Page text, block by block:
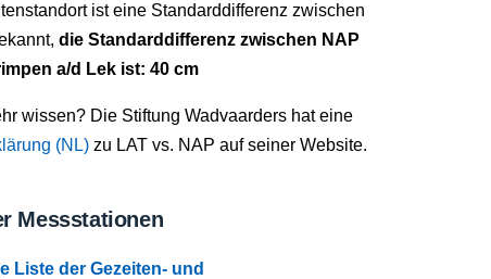
ist eine Standarddifferenz zwischen
die Standarddifferenz zwischen NAP
a/d Lek ist: 40 cm
wissen? Die Stiftung Wadvaarders hat eine
(NL) zu LAT vs. NAP auf seiner Website.
Messstationen
Liste der Gezeiten- und